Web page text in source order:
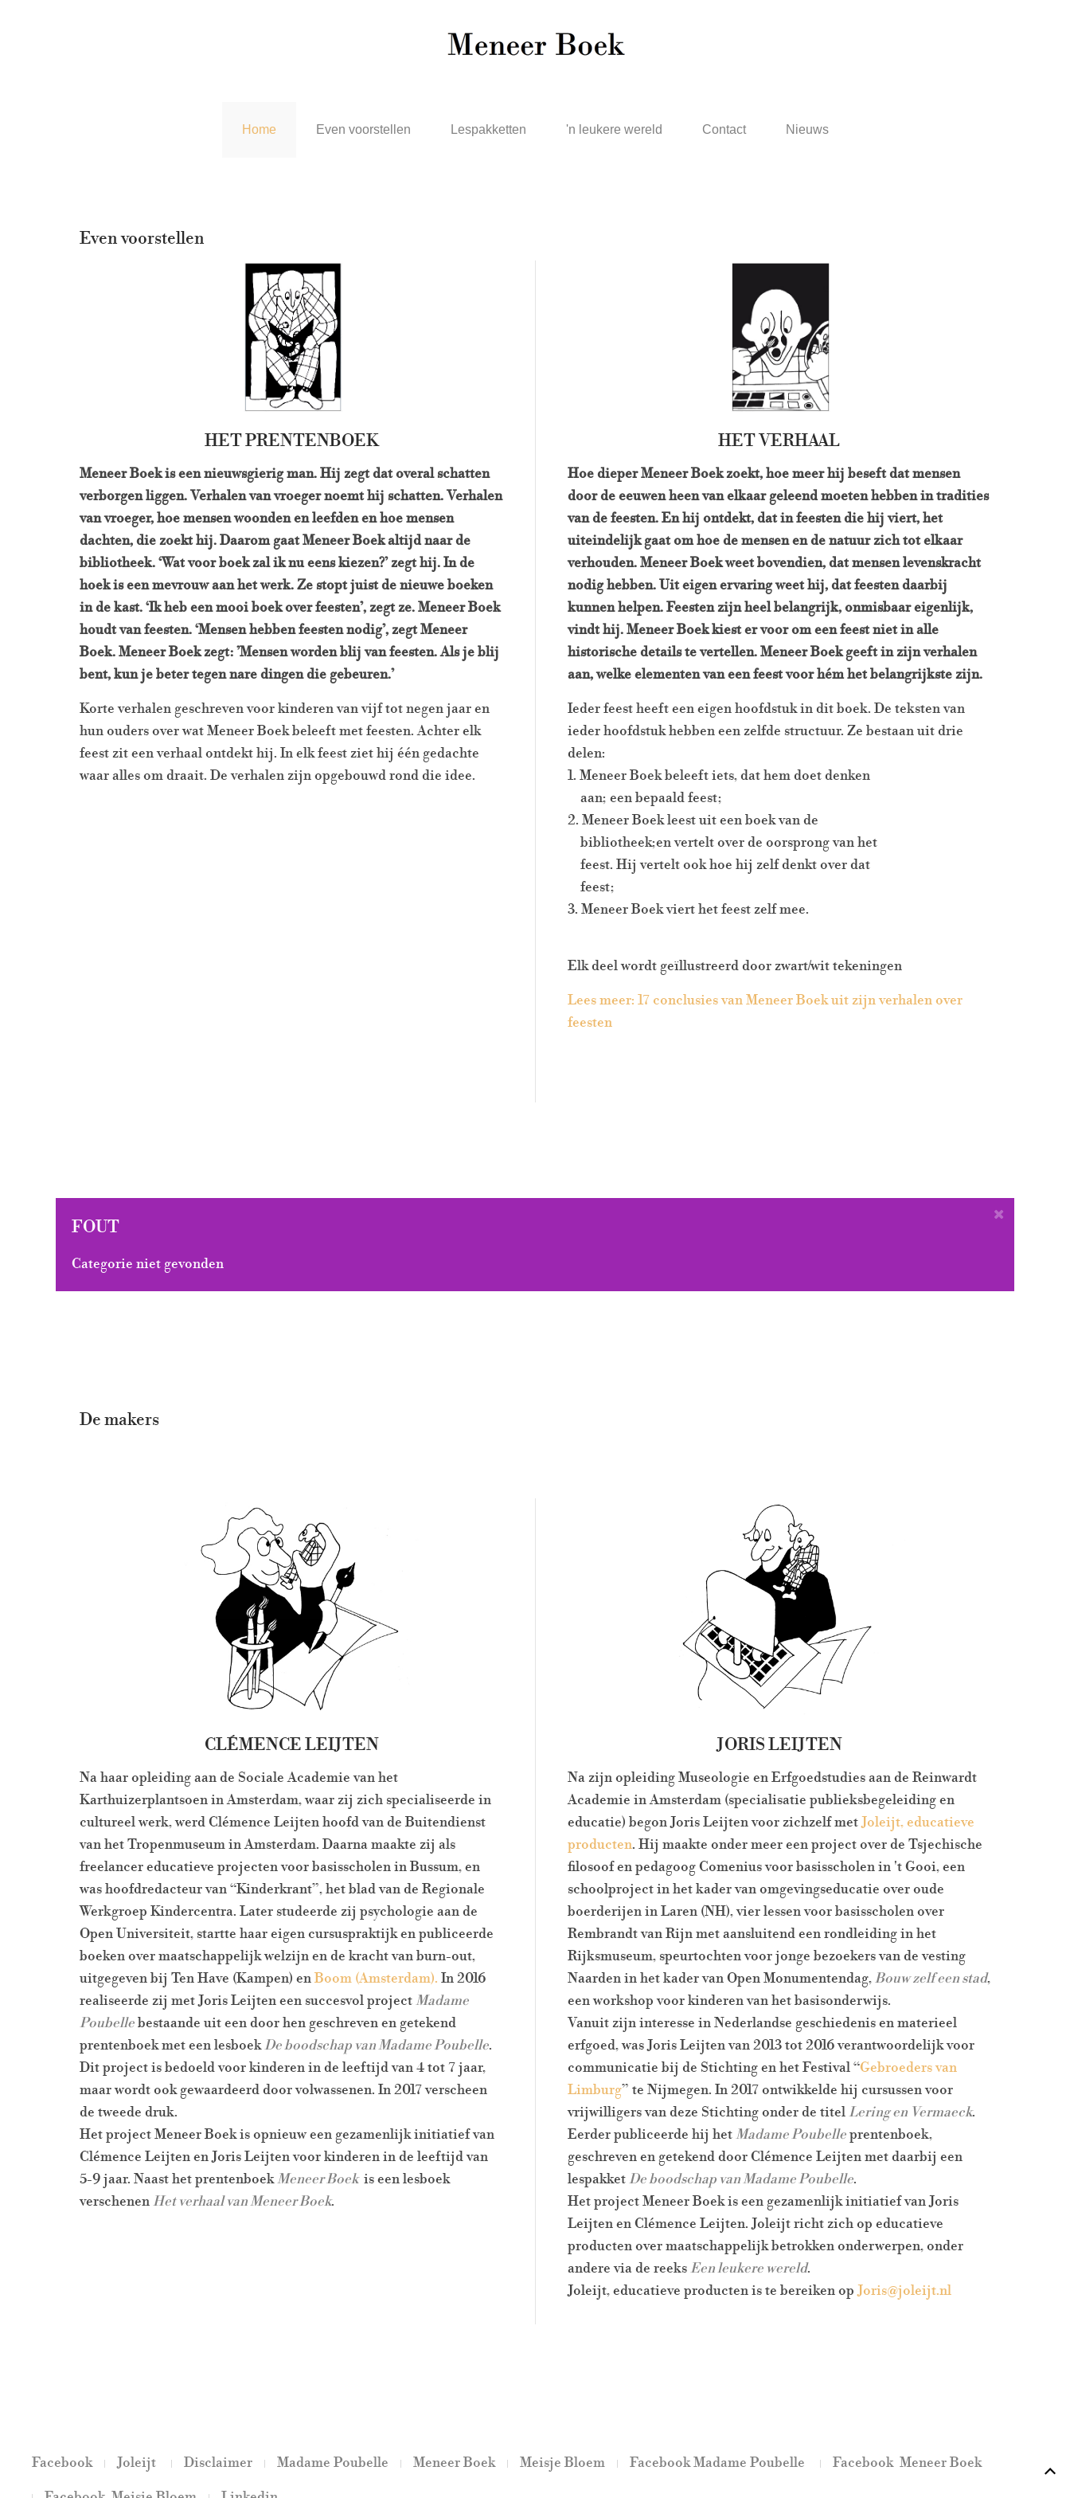
Home Even voorstellen Lespakketten 'n leukere wereld Contact Nieuws
Even voorstellen
HET PRENTENBOEK
Meneer Boek is een nieuwsgierig man. Hij zegt dat overal schatten
verborgen liggen. Verhalen van vroeger noemt hij schatten. Verhalen
van vroeger, hoe mensen woonden en leefden en hoe mensen
dachten, die zoekt hij. Daarom gaat Meneer Boek altijd naar de
bibliotheek. ‘Wat voor boek zal ik nu eens kiezen?’ zegt hij. In de
hoek is een mevrouw aan het werk. Ze stopt juist de nieuwe boeken
in de kast. ‘Ik heb een mooi boek over feesten’, zegt ze. Meneer Boek
houdt van feesten. ‘Mensen hebben feesten nodig’, zegt Meneer
Boek. Meneer Boek zegt: ’Mensen worden blij van feesten. Als je blij
bent, kun je beter tegen nare dingen die gebeuren.’
Korte verhalen geschreven voor kinderen van vijf tot negen jaar en
hun ouders over wat Meneer Boek beleeft met feesten. Achter elk
feest zit een verhaal ontdekt hij. In elk feest ziet hij één gedachte
waar alles om draait. De verhalen zijn opgebouwd rond die idee.
HET VERHAAL
Hoe dieper Meneer Boek zoekt, hoe meer hij beseft dat mensen
door de eeuwen heen van elkaar geleend moeten hebben in tradities
van de feesten. En hij ontdekt, dat in feesten die hij viert, het
uiteindelijk gaat om hoe de mensen en de natuur zich tot elkaar
verhouden. Meneer Boek weet bovendien, dat mensen levenskracht
nodig hebben. Uit eigen ervaring weet hij, dat feesten daarbij
kunnen helpen. Feesten zijn heel belangrijk, onmisbaar eigenlijk,
vindt hij.Meneer Boek kiest er voor om een feest niet in alle
historische details te vertellen. Meneer Boek geeft in zijn verhalen
aan, welke elementen van een feest voor hém het belangrijkste zijn.
Ieder feest heeft een eigen hoofdstuk in dit boek. De teksten van
ieder hoofdstuk hebben een zelfde structuur. Ze bestaan uit drie
delen:
1. Meneer Boek beleeft iets, dat hem doet denken
aan; een bepaald feest;
2. Meneer Boek leest uit een boek van de
bibliotheek;en vertelt over de oorsprong van het
feest. Hij vertelt ook hoe hij zelf denkt over dat
feest;
3. Meneer Boek viert het feest zelf mee.
Elk deel wordt geïllustreerd door zwart/wit tekeningen
Lees meer: 17 conclusies van Meneer Boek uit zijn verhalen over
feesten
FOUT
Categorie niet gevonden
De makers
CLÉMENCE LEIJTEN
Na haar opleiding aan de Sociale Academie van het
Karthuizerplantsoen in Amsterdam, waar zij zich specialiseerde in
cultureel werk, werd Clémence Leijten hoofd van de Buitendienst
van het Tropenmuseum in Amsterdam. Daarna maakte zij als
freelancer educatieve projecten voor basisscholen in Bussum, en
was hoofdredacteur van “Kinderkrant”, het blad van de Regionale
Werkgroep Kindercentra. Later studeerde zij psychologie aan de
Open Universiteit, startte haar eigen cursuspraktijk en publiceerde
boeken over maatschappelijk welzijn en de kracht van burn-out,
uitgegeven bij Ten Have (Kampen) enBoom (Amsterdam). In 2016
realiseerde zij met Joris Leijten een succesvol projectMadame
Poubellebestaande uit een door hen geschreven en getekend
prentenboek met een lesboekDe boodschap van Madame Poubelle.
Dit project is bedoeld voor kinderen in de leeftijd van 4 tot 7 jaar,
maar wordt ook gewaardeerd door volwassenen. In 2017 verscheen
de tweede druk.
Het project Meneer Boek is opnieuw een gezamenlijk initiatief van
Clémence Leijten en Joris Leijten voor kinderen in de leeftijd van
5-9 jaar. Naast het prentenboekMeneer Boek is een lesboek
verschenenHet verhaal van Meneer Boek.
JORIS LEIJTEN
Na zijn opleiding Museologie en Erfgoedstudies aan de Reinwardt
Academie in Amsterdam (specialisatie publieksbegeleiding en
educatie) begon Joris Leijten voor zichzelf metJoleijt, educatieve
producten. Hij maakte onder meer een project over de Tsjechische
filosoof en pedagoog Comenius voor basisscholen in 't Gooi, een
schoolproject in het kader van omgevingseducatie over oude
boerderijen in Laren (NH), vier lessen voor basisscholen over
Rembrandt van Rijn met aansluitend een rondleiding in het
Rijksmuseum, speurtochten voor jonge bezoekers van de vesting
Naarden in het kader van Open Monumentendag,Bouw zelf een stad,
een workshop voor kinderen van het basisonderwijs.
Vanuit zijn interesse in Nederlandse geschiedenis en materieel
erfgoed, was Joris Leijten van 2013 tot 2016 verantwoordelijk voor
communicatie bij de Stichting en het Festival “Gebroeders van
Limburg” te Nijmegen. In 2017 ontwikkelde hij cursussen voor
vrijwilligers van deze Stichting onder de titelLering en Vermaeck.
Eerder publiceerde hij hetMadame Poubelleprentenboek,
geschreven en getekend door Clémence Leijten met daarbij een
lespakketDe boodschap van Madame Poubelle.
Het project Meneer Boek is een gezamenlijk initiatief van Joris
Leijten en Clémence Leijten. Joleijt richt zich op educatieve
producten over maatschappelijk betrokken onderwerpen, onder
andere via de reeksEen leukere wereld.
Joleijt, educatieve producten is te bereiken opJoris@joleijt.nl
Facebook Joleijt Disclaimer Madame Poubelle Meneer Boek Meisje Bloem Facebook Madame Poubelle
Facebook Meneer Boek